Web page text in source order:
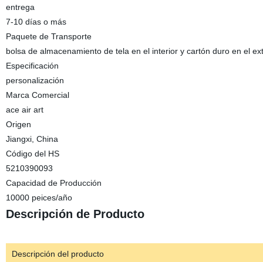
entrega
7-10 días o más
Paquete de Transporte
bolsa de almacenamiento de tela en el interior y cartón duro en el
Especificación
personalización
Marca Comercial
ace air art
Origen
Jiangxi, China
Código del HS
5210390093
Capacidad de Producción
10000 peices/año
Descripción de Producto
Descripción del producto